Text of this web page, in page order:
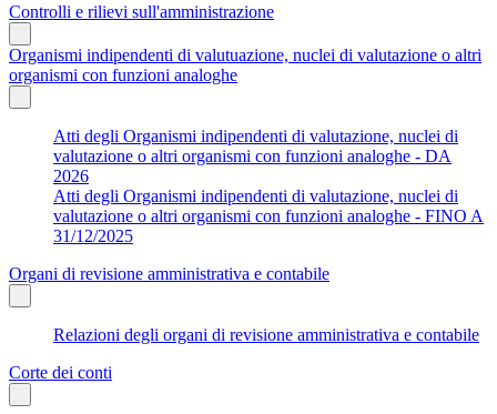
Controlli e rilievi sull'amministrazione
Organismi indipendenti di valutuazione, nuclei di valutazione o altri
organismi con funzioni analoghe
Atti degli Organismi indipendenti di valutazione, nuclei di
valutazione o altri organismi con funzioni analoghe - DA
2026
Atti degli Organismi indipendenti di valutazione, nuclei di
valutazione o altri organismi con funzioni analoghe - FINO A
31/12/2025
Organi di revisione amministrativa e contabile
Relazioni degli organi di revisione amministrativa e contabile
Corte dei conti